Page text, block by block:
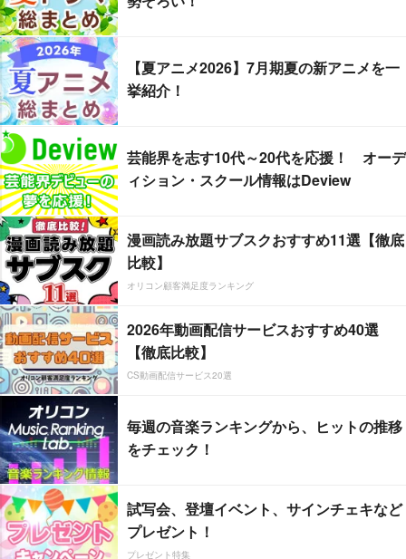
【夏アニメ2026】7月期夏の新アニメを一
挙紹介！
芸能界を志す10代～20代を応援！ オーデ
ィション・スクール情報はDeview
漫画読み放題サブスクおすすめ11選【徹底
比較】
オリコン顧客満足度ランキング
2026年動画配信サービスおすすめ40選
【徹底比較】
CS動画配信サービス20選
毎週の音楽ランキングから、ヒットの推移
をチェック！
試写会、登壇イベント、サインチェキなど
プレゼント！
プレゼント特集